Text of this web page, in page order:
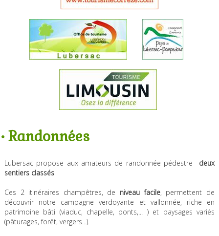
• Randonnées
Lubersac propose aux amateurs de randonnée pédestre deux
sentiers classés
Ces 2 itinéraires champêtres, de niveau facile, permettent de
découvrir notre campagne verdoyante et vallonnée, riche en
patrimoine bâti (viaduc, chapelle, ponts,... ) et paysages variés
(pâturages, forêt, vergers...).